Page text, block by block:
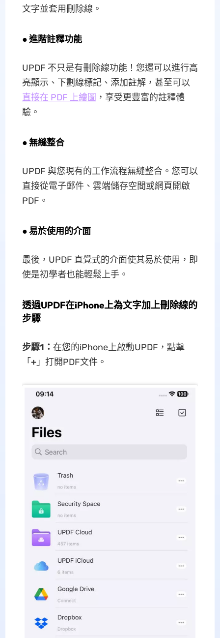
文字並套用刪除線。
●進階註釋功能
UPDF 不只是有刪除線功能！您還可以進行高
亮顯示、下劃線標記、添加註解，甚至可以
直接在 PDF 上繪圖 ，享受更豐富的註釋體
驗。
●無縫整合
UPDF 與您現有的工作流程無縫整合。您可以
直接從電子郵件、雲端儲存空間或網頁開啟
PDF。
●易於使用的介面
最後，UPDF 直覺式的介面使其易於使用，即
使是初學者也能輕鬆上手。
透過UPDF在iPhone上為文字加上刪除線的
步驟
步驟1： 在您的iPhone上啟動UPDF，點擊
「 +」打開PDF文件。